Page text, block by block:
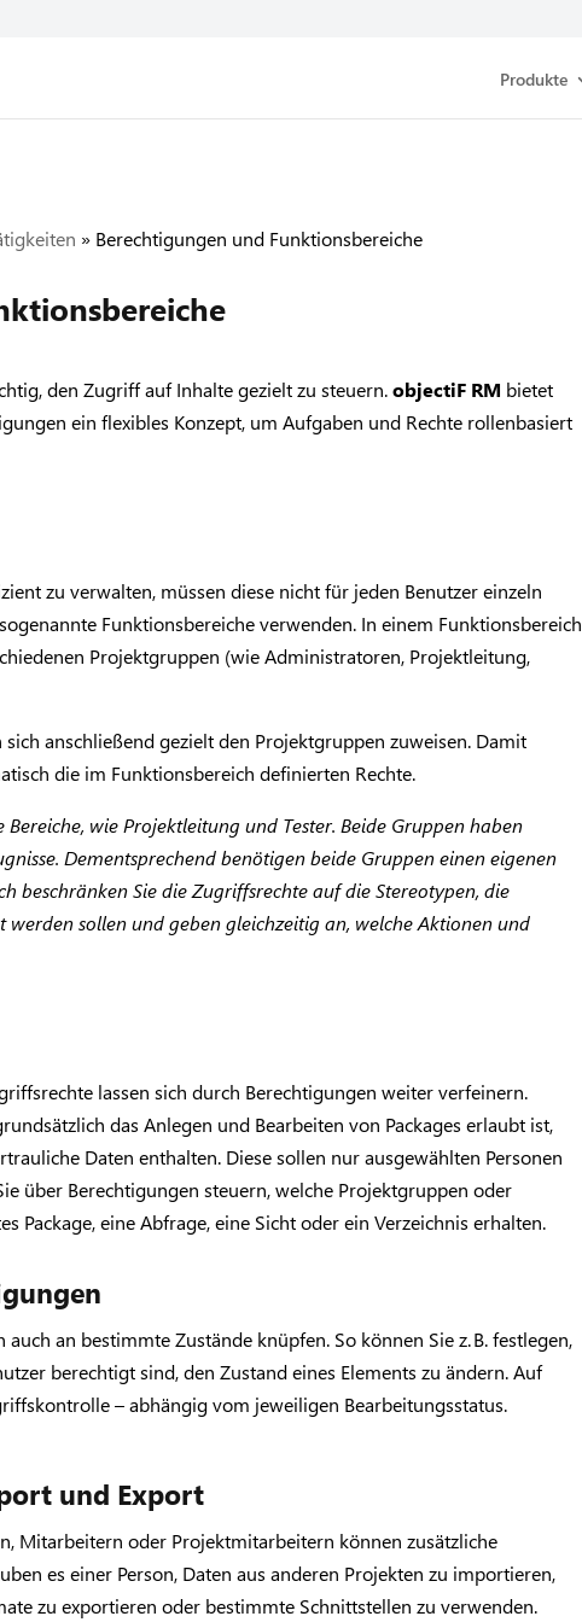
Produkte
» Berechtigungen und Funktionsbereiche
den Zugriff auf Inhalte gezielt zu steuern.objectiF RM bietet
ein flexibles Konzept, um Aufgaben und Rechte rollenbasiert
zu verwalten, müssen diese nicht für jeden Benutzer einzeln
Funktionsbereiche verwenden. In einem Funktionsbereich
Projektgruppen (wie Administratoren, Projektleitung,
anschließend gezielt den Projektgruppen zuweisen. Damit
die im Funktionsbereich definierten Rechte.
wie Projektleitung und Tester. Beide Gruppen haben
Dementsprechend benötigen beide Gruppen einen eigenen
beschränken Sie die Zugriffsrechte auf die Stereotypen, die
sollen und geben gleichzeitig an, welche Aktionen und
lassen sich durch Berechtigungen weiter verfeinern.
das Anlegen und Bearbeiten von Packages erlaubt ist,
Daten enthalten. Diese sollen nur ausgewählten Personen
über Berechtigungen steuern, welche Projektgruppen oder
Package, eine Abfrage, eine Sicht oder ein Verzeichnis erhalten.
an bestimmte Zustände knüpfen. So können Sie z. B. festlegen,
berechtigt sind, den Zustand eines Elements zu ändern. Auf
– abhängig vom jeweiligen Bearbeitungsstatus.
und Export
Mitarbeitern oder Projektmitarbeitern können zusätzliche
es einer Person, Daten aus anderen Projekten zu importieren,
zu exportieren oder bestimmte Schnittstellen zu verwenden.